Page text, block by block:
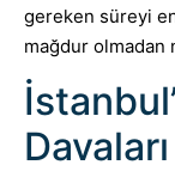
gereken süreyi
mağdur olmadan